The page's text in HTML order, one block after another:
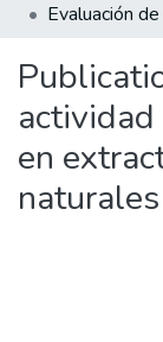
Statistics
en
naturales